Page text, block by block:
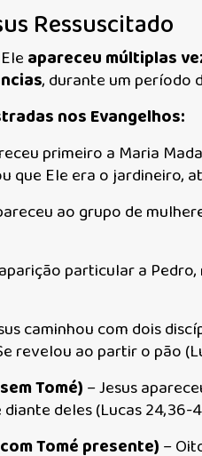
Ressuscitado
apareceu múltiplas
, durante um período
nos Evangelhos:
primeiro a Maria
que Ele era o jardineiro,
ao grupo de
particular a
caminhou com dois
revelou ao partir o pão
Tomé)– Jesus
deles (Lucas 24,36-
Tomé presente)–